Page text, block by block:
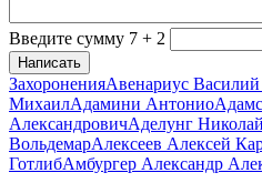
Введите сумму 7 + 2
Написать
ЗахороненияАвенариус
МихаилАдамини Антонио
АлександровичАделунг
ВольдемарАлексеев Алексей
ГотлибАмбургер Александр